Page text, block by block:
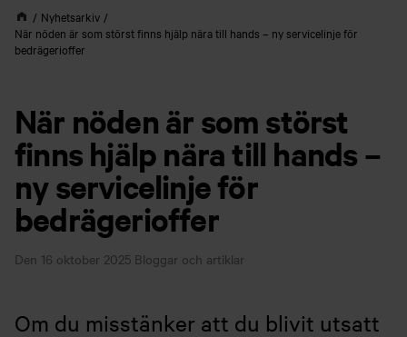
Nyhetsarkiv
När nöden är som störst finns hjälp nära till hands – ny servicelinje för
bedrägerioffer
När nöden är som störst
finns hjälp nära till hands –
ny servicelinje för
bedrägerioffer
Den 16 oktober 2025 Bloggar och artiklar
Om du misstänker att du blivit utsatt